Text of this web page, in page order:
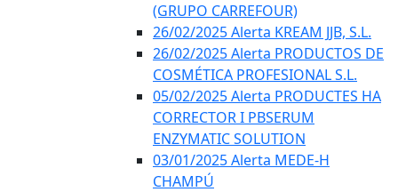
(GRUPO CARREFOUR)
26/02/2025 Alerta KREAM JJB, S.L.
26/02/2025 Alerta PRODUCTOS DE
COSMÉTICA PROFESIONAL S.L.
05/02/2025 Alerta PRODUCTES HA
CORRECTOR I PBSERUM
ENZYMATIC SOLUTION
03/01/2025 Alerta MEDE-H
CHAMPÚ